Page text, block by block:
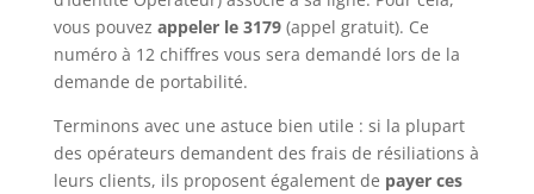
vous pouvez appeler le 3179(appel gratuit). Ce
numéro à 12 chiffres vous sera demandé lors de la
demande de portabilité.
Terminons avec une astuce bien utile : si la plupart
des opérateurs demandent des frais de résiliations à
leurs clients, ils proposent également de payer ces